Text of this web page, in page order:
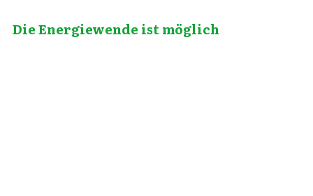
Die Energiewende ist möglich